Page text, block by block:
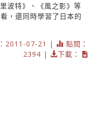
波特》、《風之影》等
，還同時學習了日本的
2011-07-21 |
點閱：
2394 |
下載：